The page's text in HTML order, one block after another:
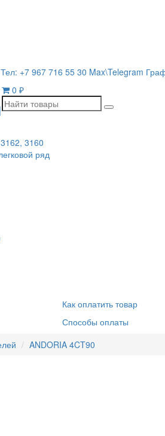
+7 967 716 55 30 Max\Telegram
0 ₽
3160
ряд
Как оплатить товар
Способы оплаты
ANDORIA 4CT90